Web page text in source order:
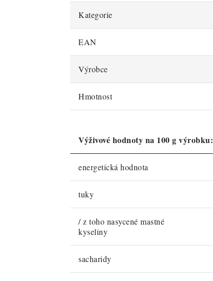
Kategorie
EAN
Výrobce
Hmotnost
Výživové hodnoty na 100 g výrobku:
energetická hodnota
tuky
/ z toho nasycené mastné
kyseliny
sacharidy